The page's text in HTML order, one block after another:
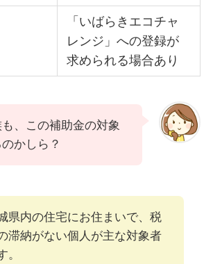
「いばらきエコチャ
レンジ」への登録が
求められる場合あり
、この補助金の対象
かしら？
県内の住宅にお住まいで、税
滞納がない個人が主な対象者
。